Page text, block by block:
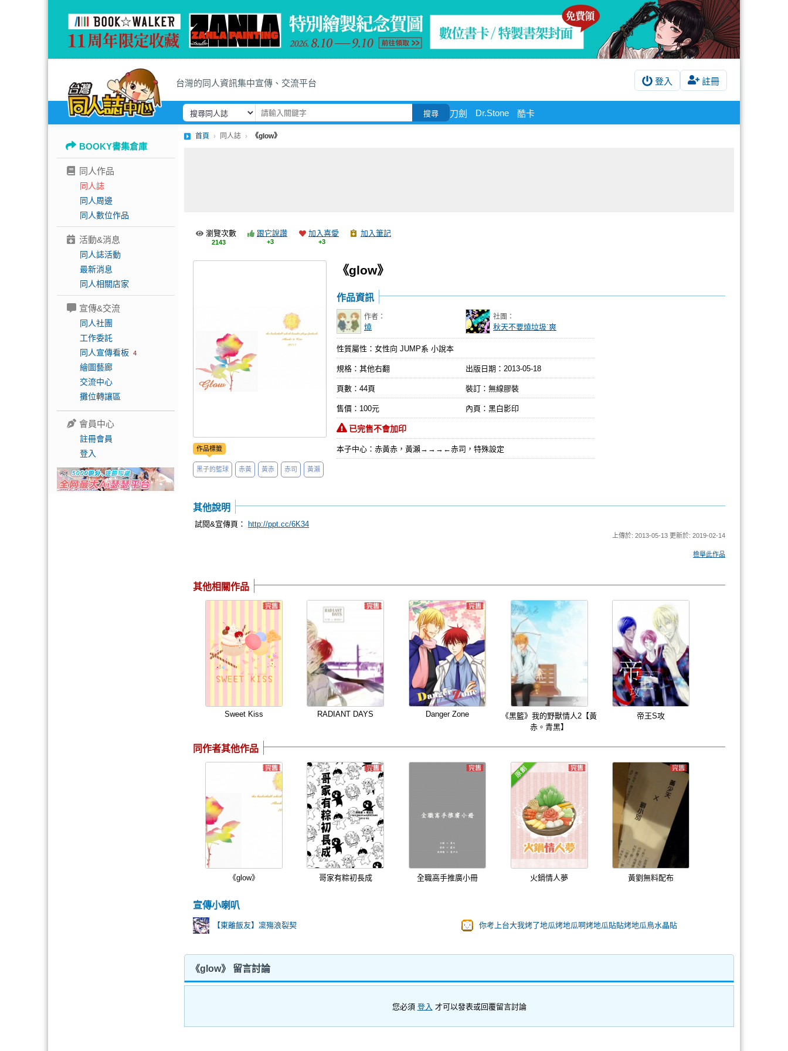
台灣的同人資訊集中宣傳、交流平台 登入 註冊
搜尋 刀劍 Dr.Stone 酷卡
BOOKY書集倉庫
同人作品
同人誌
同人周邊
同人數位作品
活動&消息
同人誌活動
最新消息
同人相關店家
宣傳&交流
同人社團
工作委託
同人宣傳看板 4
繪圖藝廊
交流中心
攤位轉讓區
會員中心
註冊會員
登入
首頁 同人誌 《glow》
瀏覽次數
2143
跟它說讚
+3
加入喜愛
+3
加入筆記
《glow》
作品標籤
黑子的籃球 赤黃 黃赤 赤司 黃瀨
作品資訊
作者：
燒
社團：
秋天不要燒垃圾˙爽
性質屬性：女性向 JUMP系 小說本
規格：其他右翻 出版日期： 2013-05-18
頁數：44頁 裝訂：無線膠裝
售價：100元 內頁：黑白影印
已完售不會加印
本子中心：赤黃赤，黃瀨→→→←赤司，特殊設定
其他說明
試閱&宣傳頁： http://ppt.cc/6K34
上傳於: 2013-05-13 更新於: 2019-02-14
檢舉此作品
其他相關作品
Sweet Kiss RADIANT DAYS Danger Zone
《黑籃》我的野獸情人2【黃
赤。青黑】
帝王S攻
同作者其他作品
《glow》 哥家有粽初長成 全職高手推廣小冊 火鍋情人夢 黃劉無料配布
宣傳小喇叭
【東離飯友】凜殤浪裂契 你考上台大我烤了地瓜烤地瓜啊烤地瓜貼貼烤地瓜鳥水晶貼
《glow》 留言討論
您必須 登入 才可以發表或回覆留言討論